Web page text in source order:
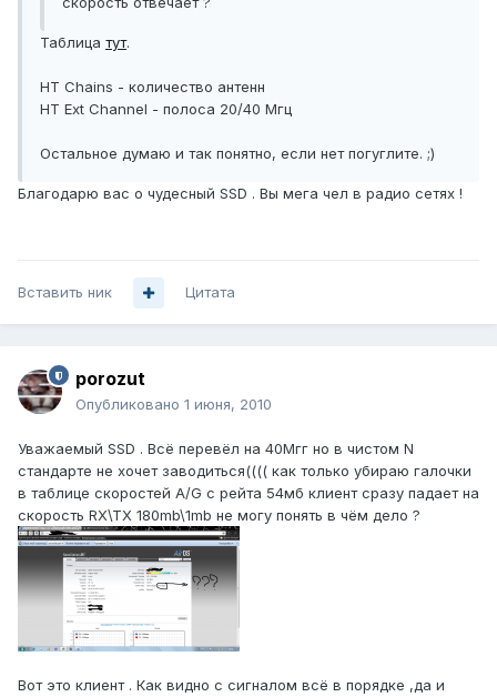
Таблица тут.
HT Chains - количество антенн
HT Ext Channel - полоса 20/40 Мгц
Остальное думаю и так понятно, если нет погуглите. ;)
Благодарю вас о чудесный SSD . Вы мега чел в радио сетях !
Вставить ник Цитата
porozut
Опубликовано 1 июня, 2010
Уважаемый SSD . Всё перевёл на 40Мгг но в чистом N
стандарте не хочет заводиться(((( как только убираю галочки
в таблице скоростей A/G с рейта 54мб клиент сразу падает на
скорость RX\TX 180mb\1mb не могу понять в чём дело ?
Вот это клиент . Как видно с сигналом всё в порядке ,да и